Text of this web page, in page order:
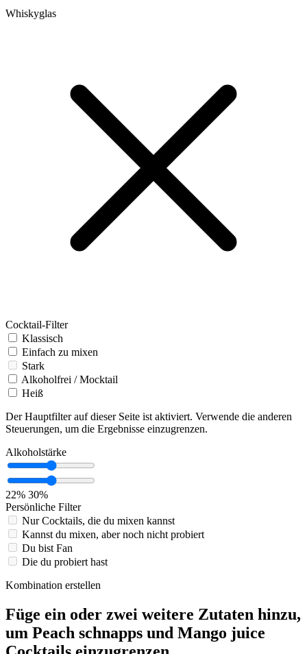
Whiskyglas
Cocktail-Filter
Klassisch
Einfach zu mixen
Stark
Alkoholfrei / Mocktail
Heiß
Der Hauptfilter auf dieser Seite ist aktiviert. Verwende die anderen
Steuerungen, um die Ergebnisse einzugrenzen.
Alkoholstärke
22% 30%
Persönliche Filter
Nur Cocktails, die du mixen kannst
Kannst du mixen, aber noch nicht probiert
Du bist Fan
Die du probiert hast
Kombination erstellen
Füge ein oder zwei weitere Zutaten hinzu,
um Peach schnapps und Mango juice